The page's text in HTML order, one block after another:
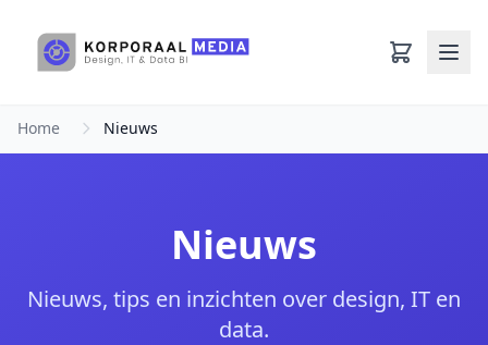
Home Nieuws
Nieuws
Nieuws, tips en inzichten over design, IT en
data.